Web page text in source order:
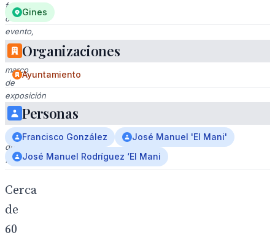
feria
o
evento,
con
un
marco
de
exposición
y
un
edificio
de
fondo.
Cerca
de
60
Gines
Organizaciones
Ayuntamiento
Personas
Francisco González
José Manuel 'El Mani'
José Manuel Rodríguez ‘El Mani